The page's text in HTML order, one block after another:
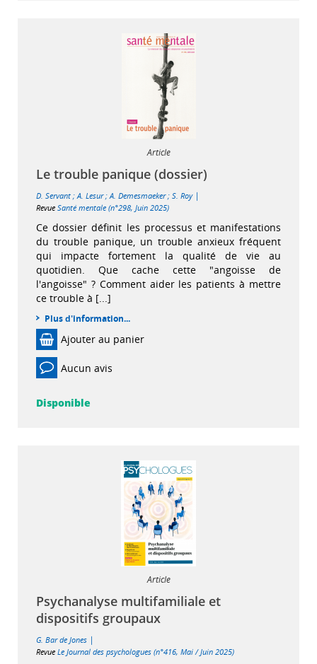
Article
Le trouble panique (dossier)
D. Servant ; A. Lesur; A. Demesmaeker; S. Roy |
Revue Santé mentale (n°298, Juin 2025)
Ce dossier définit les processus et manifestations
du trouble panique, un trouble anxieux fréquent
qui impacte fortement la qualité de vie au
quotidien. Que cache cette "angoisse de
l'angoisse" ? Comment aider les patients à mettre
ce trouble à [...]
Plus d'information...
Ajouter au panier
Aucun avis
Disponible
Article
Psychanalyse multifamiliale et
dispositifs groupaux
G. Bar de Jones |
Revue Le Journal des psychologues (n°416, Mai / Juin 2025)